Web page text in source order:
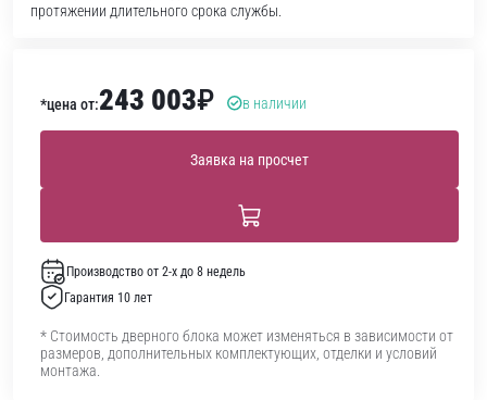
протяжении длительного срока службы.
*цена от:243 003₽ в наличии
Заявка на просчет
Производство от 2-х до 8 недель
Гарантия 10 лет
* Стоимость дверного блока может изменяться в зависимости от
размеров, дополнительных комплектующих, отделки и условий
монтажа.